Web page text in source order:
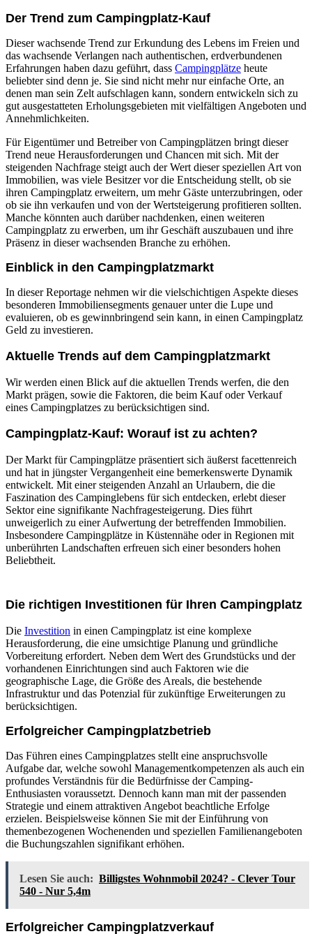
Der Trend zum Campingplatz-Kauf
Dieser wachsende Trend zur Erkundung des Lebens im Freien und
das wachsende Verlangen nach authentischen, erdverbundenen
Erfahrungen haben dazu geführt, dass Campingplätze heute
beliebter sind denn je. Sie sind nicht mehr nur einfache Orte, an
denen man sein Zelt aufschlagen kann, sondern entwickeln sich zu
gut ausgestatteten Erholungsgebieten mit vielfältigen Angeboten und
Annehmlichkeiten.
Für Eigentümer und Betreiber von Campingplätzen bringt dieser
Trend neue Herausforderungen und Chancen mit sich. Mit der
steigenden Nachfrage steigt auch der Wert dieser speziellen Art von
Immobilien, was viele Besitzer vor die Entscheidung stellt, ob sie
ihren Campingplatz erweitern, um mehr Gäste unterzubringen, oder
ob sie ihn verkaufen und von der Wertsteigerung profitieren sollten.
Manche könnten auch darüber nachdenken, einen weiteren
Campingplatz zu erwerben, um ihr Geschäft auszubauen und ihre
Präsenz in dieser wachsenden Branche zu erhöhen.
Einblick in den Campingplatzmarkt
In dieser Reportage nehmen wir die vielschichtigen Aspekte dieses
besonderen Immobiliensegments genauer unter die Lupe und
evaluieren, ob es gewinnbringend sein kann, in einen Campingplatz
Geld zu investieren.
Aktuelle Trends auf dem Campingplatzmarkt
Wir werden einen Blick auf die aktuellen Trends werfen, die den
Markt prägen, sowie die Faktoren, die beim Kauf oder Verkauf
eines Campingplatzes zu berücksichtigen sind.
Campingplatz-Kauf: Worauf ist zu achten?
Der Markt für Campingplätze präsentiert sich äußerst facettenreich
und hat in jüngster Vergangenheit eine bemerkenswerte Dynamik
entwickelt. Mit einer steigenden Anzahl an Urlaubern, die die
Faszination des Campinglebens für sich entdecken, erlebt dieser
Sektor eine signifikante Nachfragesteigerung. Dies führt
unweigerlich zu einer Aufwertung der betreffenden Immobilien.
Insbesondere Campingplätze in Küstennähe oder in Regionen mit
unberührten Landschaften erfreuen sich einer besonders hohen
Beliebtheit.
Die richtigen Investitionen für Ihren Campingplatz
Die Investition in einen Campingplatz ist eine komplexe
Herausforderung, die eine umsichtige Planung und gründliche
Vorbereitung erfordert. Neben dem Wert des Grundstücks und der
vorhandenen Einrichtungen sind auch Faktoren wie die
geographische Lage, die Größe des Areals, die bestehende
Infrastruktur und das Potenzial für zukünftige Erweiterungen zu
berücksichtigen.
Erfolgreicher Campingplatzbetrieb
Das Führen eines Campingplatzes stellt eine anspruchsvolle
Aufgabe dar, welche sowohl Managementkompetenzen als auch ein
profundes Verständnis für die Bedürfnisse der Camping-
Enthusiasten voraussetzt. Dennoch kann man mit der passenden
Strategie und einem attraktiven Angebot beachtliche Erfolge
erzielen. Beispielsweise können Sie mit der Einführung von
themenbezogenen Wochenenden und speziellen Familienangeboten
die Buchungszahlen signifikant erhöhen.
Lesen Sie auch: Billigstes Wohnmobil 2024? - Clever Tour
540 - Nur 5,4m
Erfolgreicher Campingplatzverkauf